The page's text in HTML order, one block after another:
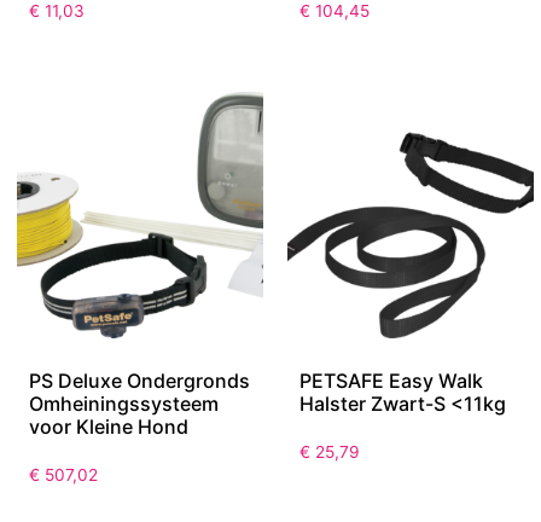
€ 11,03 € 104,45
PS Deluxe Ondergronds
Omheiningssysteem
voor Kleine Hond
€ 507,02
PETSAFE Easy Walk
Halster Zwart-S <11kg
€ 25,79